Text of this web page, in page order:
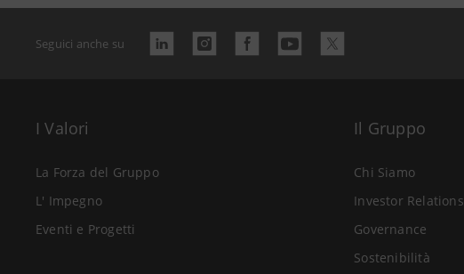
Seguici anche su
I Valori
La Forza del Gruppo
L' Impegno
Eventi e Progetti
Il Gruppo
Chi Siamo
Investor Relations
Governance
Sostenibilità